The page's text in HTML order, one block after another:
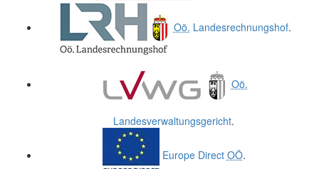
Oö. Landesrechnungshof.
Oö.
Landesverwaltungsgericht.
Europe Direct OÖ.